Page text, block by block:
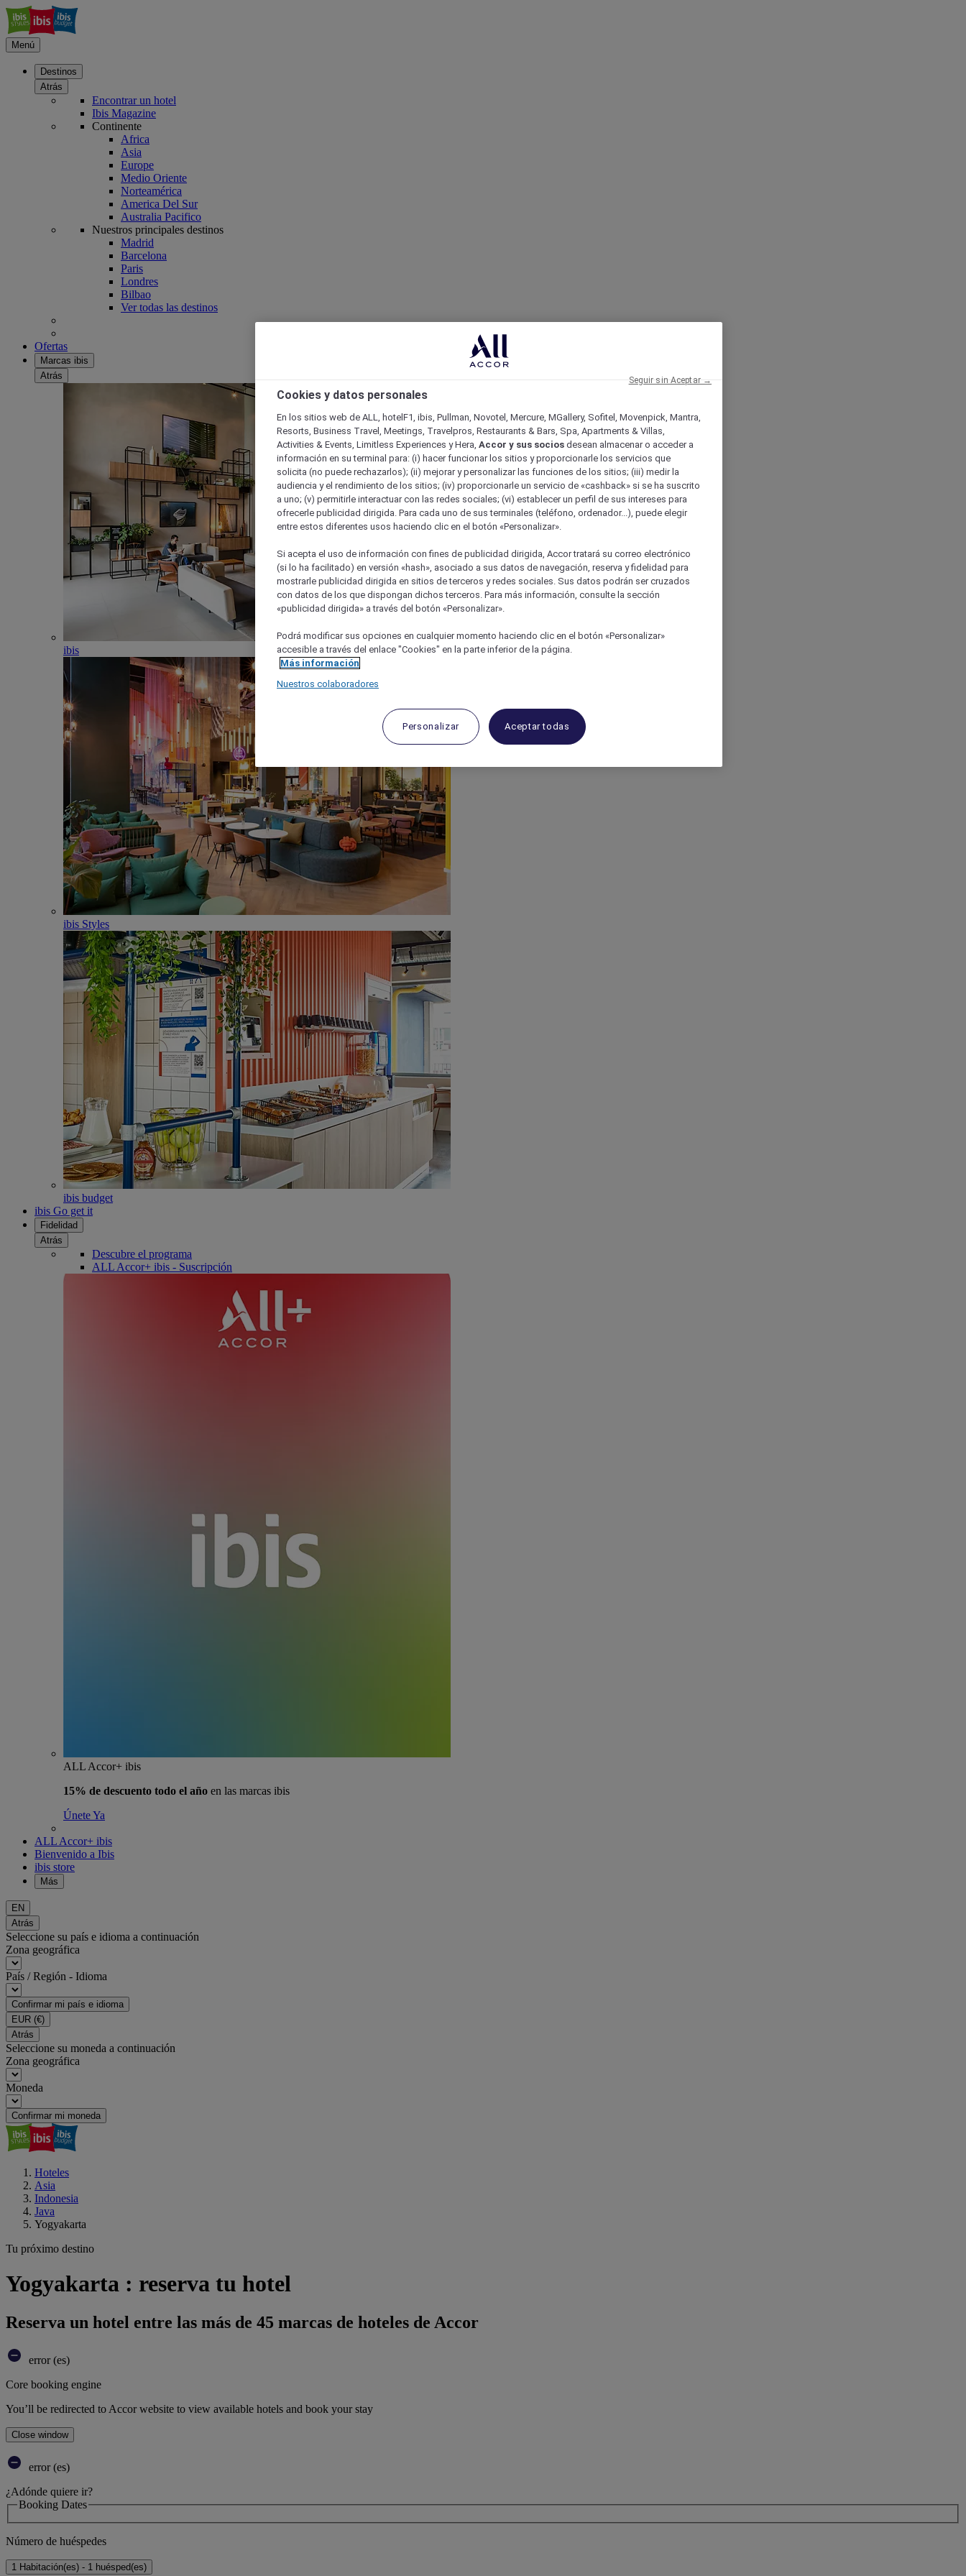
Menú
Destinos
Atrás
Encontrar un hotel
Ibis Magazine
Continente
Africa
Asia
Europe
Medio Oriente
Norteamérica
America Del Sur
Australia Pacifico
Nuestros principales destinos
Madrid
Barcelona
Paris
Londres
Bilbao
Ver todas las destinos
Ofertas
Marcas ibis
Atrás
ibis
ibis Styles
ibis budget
ibis Go get it
Fidelidad
Atrás
Descubre el programa
ALL Accor+ ibis - Suscripción
ALL Accor+ ibis
15% de descuento todo el año en las marcas ibis
Únete Ya
ALL Accor+ ibis
Bienvenido a Ibis
ibis store
Más
EN
Atrás
Seleccione su país e idioma a continuación
Zona geográfica
País / Región - Idioma
Confirmar mi país e idioma
EUR (€)
Atrás
Seleccione su moneda a continuación
Zona geográfica
Moneda
Confirmar mi moneda
Hoteles
Asia
Indonesia
Java
Yogyakarta
Tu próximo destino
Yogyakarta : reserva tu hotel
Reserva un hotel entre las más de 45 marcas de hoteles de Accor
error (es)
Core booking engine
You’ll be redirected to Accor website to view available hotels and book your stay
Close window
error (es)
¿Adónde quiere ir?
Booking Dates
Número de huéspedes
1 Habitación(es) - 1 huésped(es)
Cookies y datos personales
En los sitios web de ALL, hotelF1, ibis, Pullman, Novotel, Mercure, MGallery, Sofitel, Movenpick, Mantra,
Resorts, Business Travel, Meetings, Travelpros, Restaurants & Bars, Spa, Apartments & Villas,
Activities & Events, Limitless Experiences y Hera, Accor y sus socios desean almacenar o acceder a
información en su terminal para: (i) hacer funcionar los sitios y proporcionarle los servicios que
solicita (no puede rechazarlos); (ii) mejorar y personalizar las funciones de los sitios; (iii) medir la
audiencia y el rendimiento de los sitios; (iv) proporcionarle un servicio de «cashback» si se ha suscrito
a uno; (v) permitirle interactuar con las redes sociales; (vi) establecer un perfil de sus intereses para
ofrecerle publicidad dirigida. Para cada uno de sus terminales (teléfono, ordenador...), puede elegir
entre estos diferentes usos haciendo clic en el botón «Personalizar».
Si acepta el uso de información con fines de publicidad dirigida, Accor tratará su correo electrónico
(si lo ha facilitado) en versión «hash», asociado a sus datos de navegación, reserva y fidelidad para
mostrarle publicidad dirigida en sitios de terceros y redes sociales. Sus datos podrán ser cruzados
con datos de los que dispongan dichos terceros. Para más información, consulte la sección
«publicidad dirigida» a través del botón «Personalizar».
Podrá modificar sus opciones en cualquier momento haciendo clic en el botón «Personalizar»
accesible a través del enlace "Cookies" en la parte inferior de la página.
Más información
Nuestros colaboradores
Personalizar Aceptar todas
Seguir sin Aceptar →